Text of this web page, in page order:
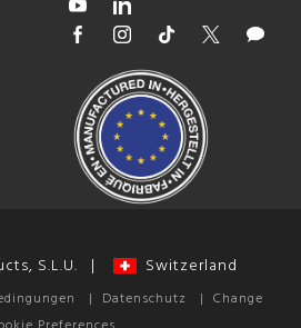
S.L.U. | Switzerland
| Datenschutz | Change